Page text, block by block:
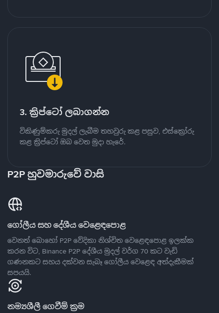
3. ක්‍රිප්ටෝ ලබාගන්න
විකිණුම්කරු මුදල් ලැබීම තහවුරු කළ පසුව, එස්ක්‍රෝරු
කළ ක්‍රිප්ටෝ ඔබ වෙත මුදා හැරේ.
P2P හුවමාරුවේ වාසි
ගෝලීය සහ දේශීය වෙළෙඳපොළ
වෙනත් බොහෝ P2P වේදිකා නිශ්චිත වෙළෙඳපොළ ඉලක්ක
කරන විට, Binance P2P දේශීය මුදල් වර්ග 70 කට වැඩි
ගණනකට සහය දක්වන සැබෑ ගෝලීය වෙළෙඳ අත්දැකීමක්
සපයයි.
නම්‍යශීලී ගෙවීම් ක්‍රම